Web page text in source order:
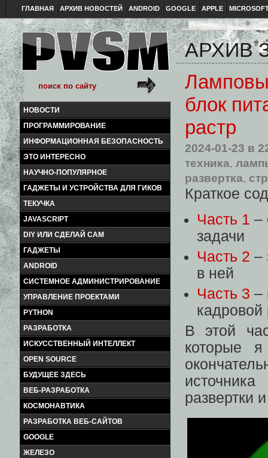
ГЛАВНАЯ АРХИВ НОВОСТЕЙ ANDROID GOOGLE APPLE
НОВОСТИ
ПРОГРАММИРОВАНИЕ
ИНФОРМАЦИОННАЯ БЕЗОПАСНОСТЬ
ЭТО ИНТЕРЕСНО
НАУЧНО-ПОПУЛЯРНОЕ
ГАДЖЕТЫ И УСТРОЙСТВА ДЛЯ ГИКОВ
ТЕКУЧКА
JAVASCRIPT
DIY ИЛИ СДЕЛАЙ САМ
ГАДЖЕТЫ
ANDROID
СИСТЕМНОЕ АДМИНИСТРИРОВАНИЕ
УПРАВЛЕНИЕ ПРОЕКТАМИ
PYTHON
РАЗРАБОТКА
ИСКУССТВЕННЫЙ ИНТЕЛЛЕКТ
OPEN SOURCE
БУДУЩЕЕ ЗДЕСЬ
ВЕБ-РАЗРАБОТКА
КОСМОНАВТИКА
РАЗРАБОТКА ВЕБ-САЙТОВ
GOOGLE
ЖЕЛЕЗО
АРХИВ
блок
растр
2024-01-23 в
техника,
развертка,
Краткое
Часть 1 –
задачи
Часть 2 –
в ней
Часть 3 –
кадровой
В этой
которые
развертки